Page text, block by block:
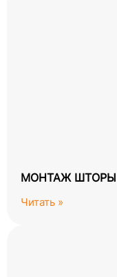
МОНТАЖ ШТОРЫ
Читать »